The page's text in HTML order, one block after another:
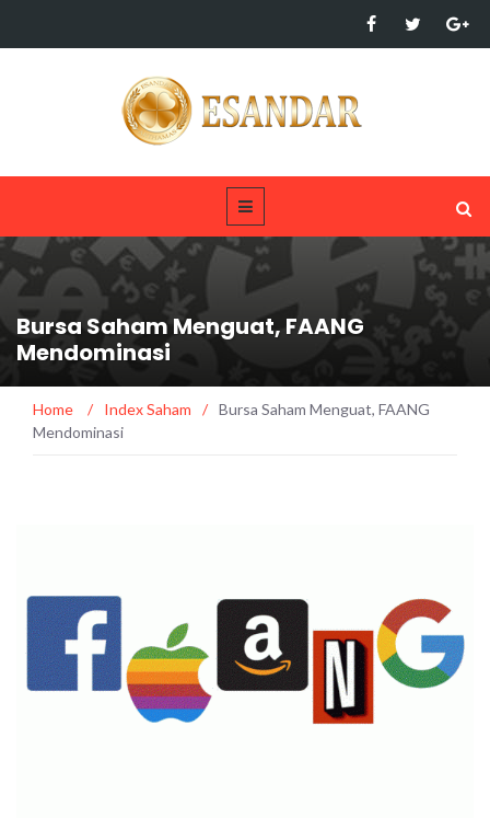
Bursa Saham Menguat, FAANG
Mendominasi
Home / Index Saham / Bursa Saham Menguat, FAANG
Mendominasi